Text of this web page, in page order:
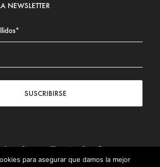
NEWSLETTER
SUSCRIBIRSE
para asegurar que damos la mejor